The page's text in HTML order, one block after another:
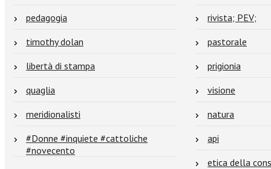
pedagogia
rivista; PEV;
timothy dolan
pastorale
libertà di stampa
prigionia
quaglia
visione
meridionalisti
natura
#Donne #inquiete #cattoliche
#novecento
api
etica della